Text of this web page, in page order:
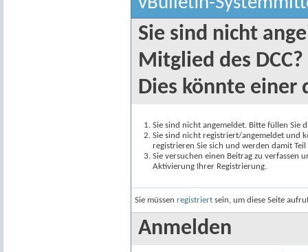
Sie sind nicht
Mitglied des DCC?
Dies könnte einer
Sie sind nicht angemeldet. Bitte füllen Sie
Sie sind nicht registriert/angemeldet und
registrieren Sie sich und werden damit
Sie versuchen einen Beitrag zu verfassen
Aktivierung Ihrer Registrierung.
Sie müssen registriert sein, um diese Seite
Anmelden